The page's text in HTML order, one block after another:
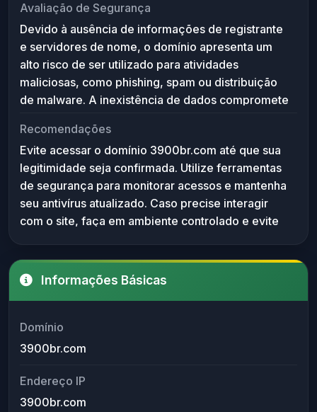
identificação de sua finalidade ou conteúdo. A
falta de dados WHOIS e servidores DNS impede a
resolução do domínio, tornando-o inacessível
para visitantes e motores de busca.
Avaliação de Segurança
Devido à ausência de informações de registrante
e servidores de nome, o domínio apresenta um
alto risco de ser utilizado para atividades
maliciosas, como phishing, spam ou distribuição
de malware. A inexistência de dados compromete
fraudulento. Recomenda-se evitar o acesso ao
domínio até que a situação seja regularizada e
verificada por fontes confiáveis. É importante
utilizar ferramentas de segurança atualizadas e
manter cautela ao lidar com domínios sem
histórico ou informações claras.
Recomendações
Evite acessar o domínio 3900br.com até que sua
legitimidade seja confirmada. Utilize ferramentas
de segurança para monitorar acessos e mantenha
seu antivírus atualizado. Caso precise interagir
com o site, faça em ambiente controlado e evite
Informações Básicas
Domínio
3900br.com
Endereço IP
3900br.com